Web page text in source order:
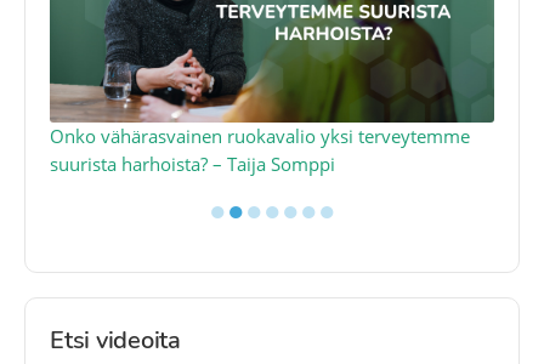
Onko vähärasvainen ruokavalio yksi terveytemme
suurista harhoista? – Taija Somppi
●●●●●●●
Etsi videoita